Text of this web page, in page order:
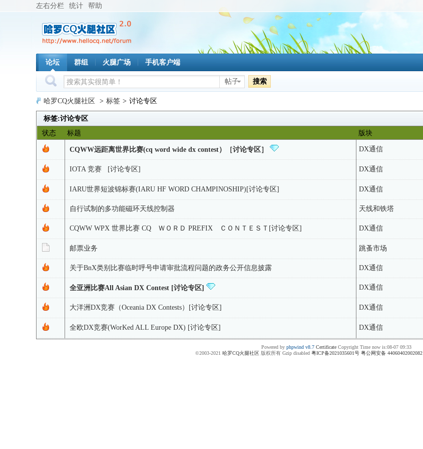
左右分栏 统计 帮助
论坛 群组 火腿广场 手机客户端
帖子 搜索
哈罗CQ火腿社区 > 标签 > 讨论专区
标签:讨论专区
状态
标题 版块
CQWW远距离世界比赛(cq word wide dx contest）［讨论专区］ DX通信
IOTA 竞赛 [讨论专区] DX通信
IARU世界短波锦标赛(IARU HF WORD CHAMPINOSHIP)[讨论专区] DX通信
自行试制的多功能磁环天线控制器 天线和铁塔
CQWW WPX 世界比赛 CQ ＷＯＲＤ PREFIX ＣＯＮＴＥＳＴ[讨论专区] DX通信
邮票业务 跳蚤市场
关于BnX类别比赛临时呼号申请审批流程问题的政务公开信息披露 DX通信
全亚洲比赛All Asian DX Contest [讨论专区] DX通信
大洋洲DX竞赛（Oceania DX Contests）[讨论专区] DX通信
全欧DX竞赛(WorKed ALL Europe DX) [讨论专区] DX通信
Powered by phpwind v8.7 Certificate Copyright Time now is:08-07 09:33
©2003-2021 哈罗CQ火腿社区 版权所有 Gzip disabled 粤ICP备2021035601号 粤公网安备 44060402002082